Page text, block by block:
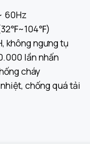
60Hz
không ngưng tụ
lần nhấn
cháy
chống quá tải